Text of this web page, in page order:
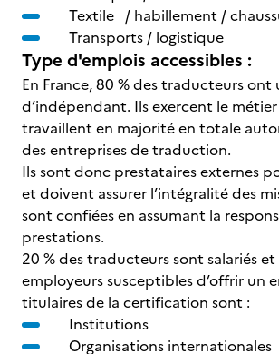
Textile / habillement /
Transports / logistique
Type d'emplois accessibles :
En France, 80 % des traducteurs
d’indépendant. Ils exercent le
travaillent en majorité en totale
des entreprises de traduction.
Ils sont donc prestataires externes
et doivent assurer l’intégralité des
sont confiées en assumant la
prestations.
20 % des traducteurs sont salariés et
employeurs susceptibles d’offrir un
titulaires de la certification sont :
Institutions
Organisations internationales